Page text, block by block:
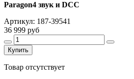
Paragon4 звук и DCC
Артикул: 187-39541
36 999 руб
Купить
Товар отсутствует